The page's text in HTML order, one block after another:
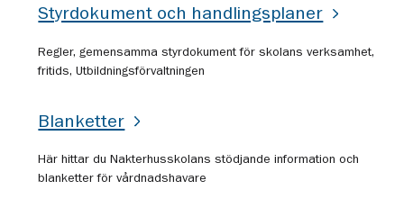
Styrdokument och handlingsplaner
Regler, gemensamma styrdokument för skolans verksamhet,
fritids, Utbildningsförvaltningen
Blanketter
Här hittar du Nakterhusskolans stödjande information och
blanketter för vårdnadshavare